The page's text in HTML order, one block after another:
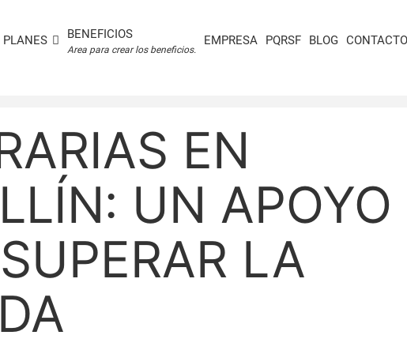
PLANES BENEFICIOS
Area para crear los beneficios.
EMPRESA PQRSF BLOG CONTACTO
EN
UN APOYO
LA